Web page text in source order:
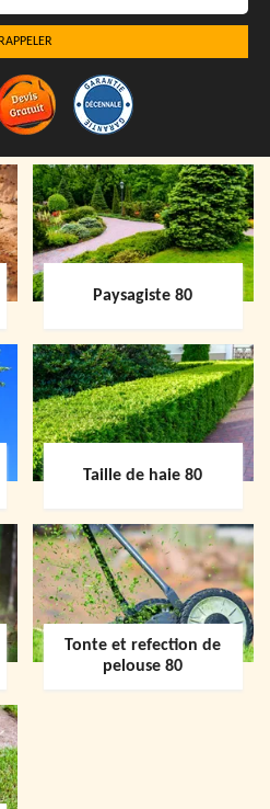
Paysagiste 80
Taille de haie 80
Tonte et refection de
pelouse 80